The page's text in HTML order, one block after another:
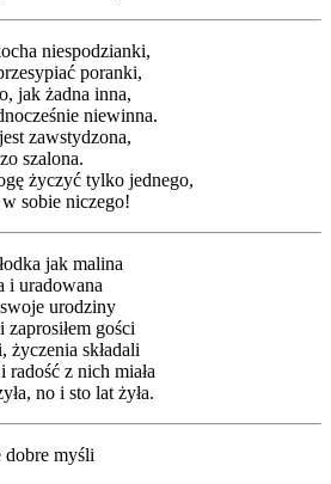
niespodzianki,
poranki,
jak żadna inna,
niewinna.
zawstydzona,
szalona.
życzyć tylko jednego,
sobie niczego!
jak malina
i uradowana
urodziny
gości
składali
z nich miała
no i sto lat żyła.
dobre myśli